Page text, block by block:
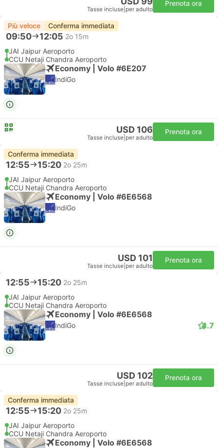
Tasse incluse per adulto
Prenota ora
Più veloce Conferma immediata
09:50 12:05 2o 15m
JAI Jaipur Aeroporto
CCU Netaji Chandra Aeroporto
Economy | Volo #6E207
IndiGo
USD 106
Tasse incluse per adulto
Prenota ora
Conferma immediata
12:55 15:20 2o 25m
JAI Jaipur Aeroporto
CCU Netaji Chandra Aeroporto
Economy | Volo #6E6568
IndiGo
USD 101
Tasse incluse per adulto
Prenota ora
12:55 15:20 2o 25m
JAI Jaipur Aeroporto
CCU Netaji Chandra Aeroporto
Economy | Volo #6E6568
IndiGo 4.7
USD 102
Tasse incluse per adulto
Prenota ora
Conferma immediata
12:55 15:20 2o 25m
JAI Jaipur Aeroporto
CCU Netaji Chandra Aeroporto
Economy | Volo #6E6568